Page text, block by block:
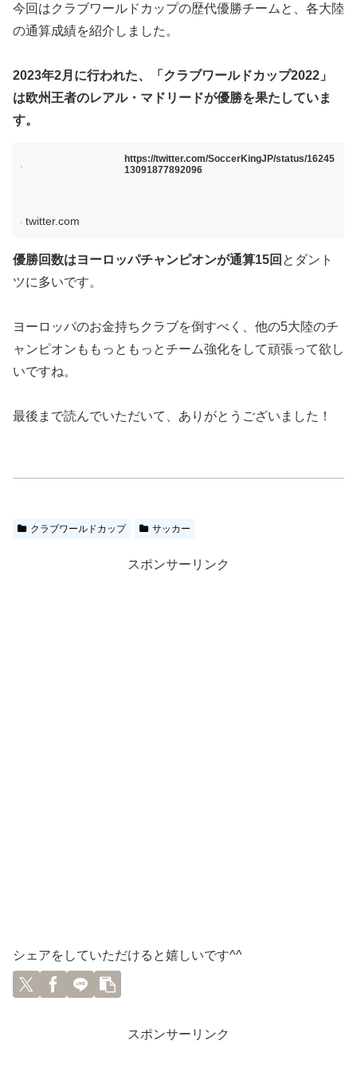
今回はクラブワールドカップの歴代優勝チームと、各大陸
の通算成績を紹介しました。
2023年2月に行われた、「クラブワールドカップ2022」
は欧州王者のレアル・マドリードが優勝を果たしていま
す。
https://twitter.com/SoccerKingJP/status/16245
13091877892096
twitter.com
優勝回数はヨーロッパチャンピオンが通算15回 とダント
ツに多いです。
ヨーロッパのお金持ちクラブを倒すべく、他の5大陸のチ
ャンピオンももっともっとチーム強化をして頑張って欲し
いですね。
最後まで読んでいただいて、ありがとうございました！
クラブワールドカップ サッカー
スポンサーリンク
シェアをしていただけると嬉しいです^^
スポンサーリンク